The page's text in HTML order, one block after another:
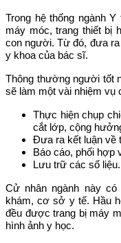
Trong hệ thống ngành
máy móc, trang thiết bị
con người. Từ đó, đưa
y khoa của bác sĩ.
Thông thường người tốt
sẽ làm một vài nhiệm vụ
Thực hiện chụp
cắt lớp, cộng
Đưa ra kết luận về
Báo cáo, phối hợp
Lưu trữ các số liệu.
Cử nhân ngành này
khám, cơ sở y tế. Hầu
đều được trang bị máy
hình ảnh y học.